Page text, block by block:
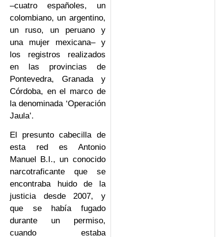
–cuatro españoles, un
colombiano, un argentino,
un ruso, un peruano y
una mujer mexicana– y
los registros realizados
en las provincias de
Pontevedra, Granada y
Córdoba, en el marco de
la denominada ‘Operación
Jaula’.
El presunto cabecilla de
esta red es Antonio
Manuel B.I., un conocido
narcotraficante que se
encontraba huido de la
justicia desde 2007, y
que se había fugado
durante un permiso,
cuando estaba